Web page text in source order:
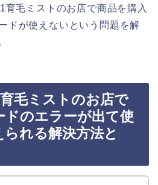
育毛ミストのお店で商品を購入
ドが使えないという問題を解
育毛ミストのお店で
ドのエラーが出て使
れる解決方法と